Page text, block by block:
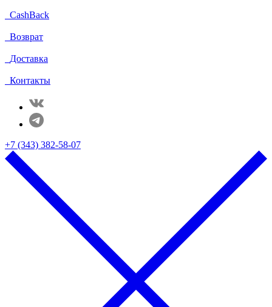
CashBack
Возврат
Доставка
Контакты
+7 (343) 382-58-07